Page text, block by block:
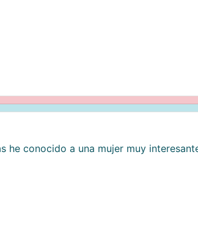
he conocido a una mujer muy